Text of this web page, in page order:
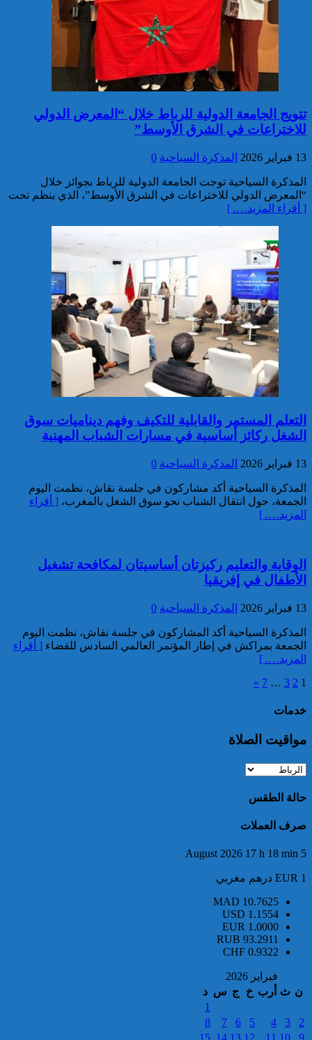
3.5 أطنان من مخدر الشيرا بمعبر
الكركارات
إجهاض عملية للتهريب الدولي
لثلاثة أطنان و960 كيلوغراما من
مخدر الشيرا
تعود للسائح البلجيكي الذي اختفى
عن الأنظار منذ أواخر نونبر
ميناء طنجة المتوسط.. حجز أزيد
من 19 ألف قرص طبي مخدر
توقيف مواطن فرنسي من أصول
بإلقاء القبض
الأشخاص ووضعه تحت تدبير
الحراسة النظرية للاشتباه في
ارتكابه لأفعال جرمية يعاقب عليها
القانون بالدار البيضاء
قرص مهلوس من نوع إكستازي
تتويج الجامعة الدولية للرباط خلال “المعرض الدولي
للاختراعات في الشرق الأوسط”
13 فبراير 2026 المذكرة السياحية 0
المذكرة السياحية توجت الجامعة الدولية للرباط بجوائز خلال
“المعرض الدولي للاختراعات في الشرق الأوسط”، الذي ينظم تحت
[ أقراء المزيد…. ]
التعلم المستمر والقابلية للتكيف وفهم ديناميات سوق
الشغل ركائز أساسية في مسارات الشباب المهنية
13 فبراير 2026 المذكرة السياحية 0
المذكرة السياحية أكد مشاركون في جلسة نقاش، نظمت اليوم
الجمعة، حول انتقال الشباب نحو سوق الشغل بالمغرب، [ أقراء
المزيد…. ]
الوقاية والتعليم ركيزتان أساسيتان لمكافحة تشغيل
الأطفال في إفريقيا
13 فبراير 2026 المذكرة السياحية 0
المذكرة السياحية أكد المشاركون في جلسة نقاش، نظمت اليوم
الجمعة بمراكش في إطار المؤتمر العالمي السادس للقضاء [ أقراء
المزيد…. ]
1
2
3
…
7
»
خدمات
مواقيت الصلاة
حالة الطقس
صرف العملات
5 August 2026 17 h 18 min
EUR 1 درهم مغربي
MAD 10.7625
USD 1.1554
EUR 1.0000
RUB 93.2911
CHF 0.9322
فبراير 2026
ن ث أرب خ ج س د
1
2
3
4
5
6
7
8
9
10
11
12
13
14
15